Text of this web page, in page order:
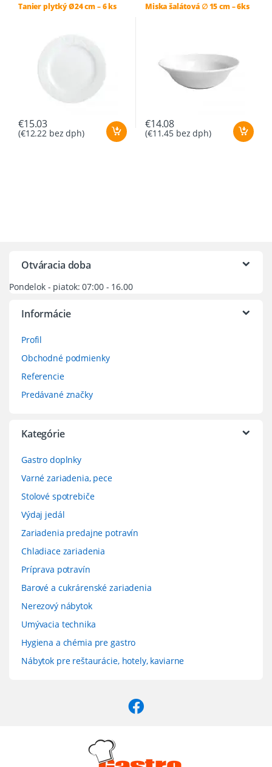
Tanier plytký Ø24 cm – 6 ks
€15.03
(€12.22 bez dph)
Miska šalátová ∅ 15 cm – 6ks
€14.08
(€11.45 bez dph)
Otváracia doba
Pondelok - piatok: 07:00 - 16.00
Informácie
Profil
Obchodné podmienky
Referencie
Predávané značky
Kategórie
Gastro doplnky
Varné zariadenia, pece
Stolové spotrebiče
Výdaj jedál
Zariadenia predajne potravín
Chladiace zariadenia
Príprava potravín
Barové a cukrárenské zariadenia
Nerezový nábytok
Umývacia technika
Hygiena a chémia pre gastro
Nábytok pre reštaurácie, hotely, kaviarne